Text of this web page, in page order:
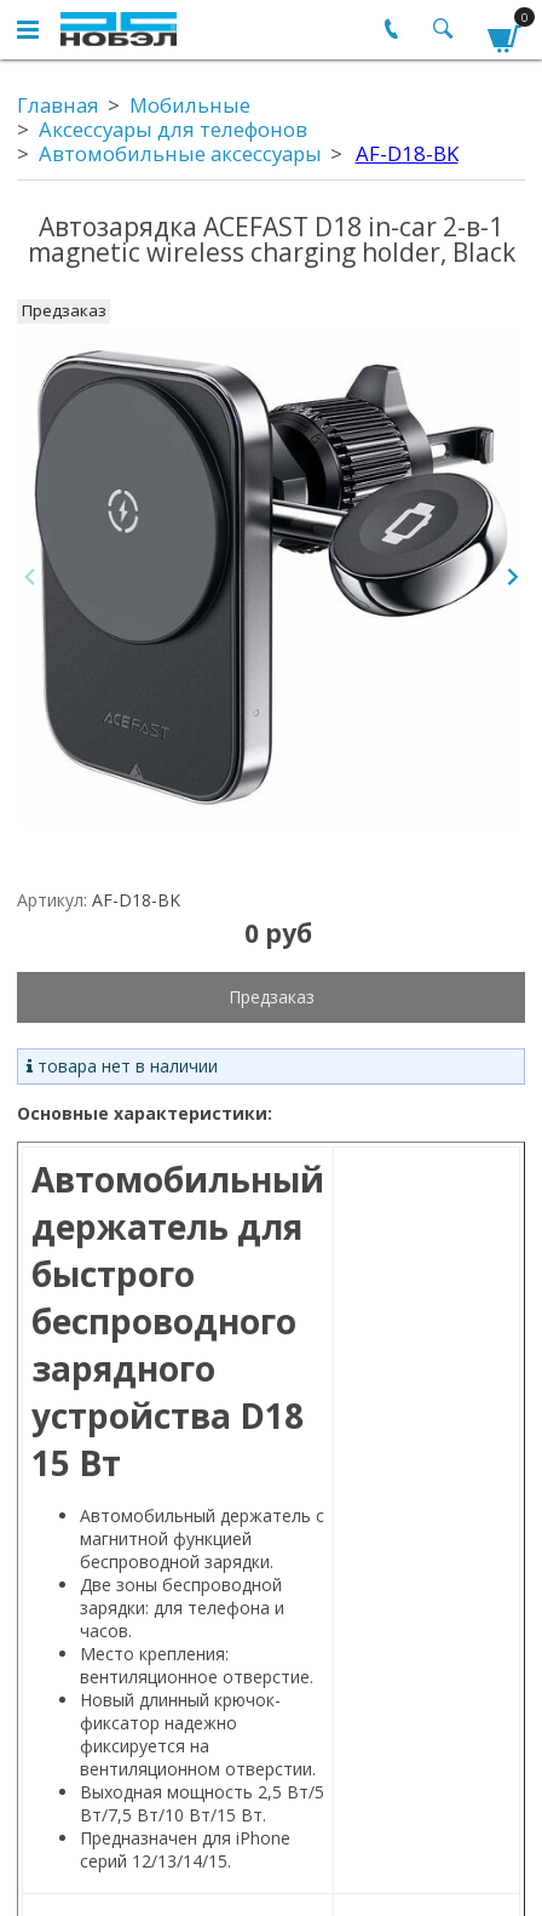
0
Главная
Мобильные
Аксессуары для телефонов
Автомобильные аксессуары
AF-D18-BK
Автозарядка ACEFAST D18 in-car 2-в-1
magnetic wireless charging holder, Black
Предзаказ
Артикул: AF-D18-BK
0 руб
Предзаказ
товара нет в наличии
Основные характеристики:
Автомобильный
держатель для
быстрого
беспроводного
зарядного
устройства D18
15 Вт
Автомобильный держатель с
магнитной функцией
беспроводной зарядки.
Две зоны беспроводной
зарядки: для телефона и
часов.
Место крепления:
вентиляционное отверстие.
Новый длинный крючок-
фиксатор надежно
фиксируется на
вентиляционном отверстии.
Выходная мощность 2,5 Вт/5
Вт/7,5 Вт/10 Вт/15 Вт.
Предназначен для iPhone
серий 12/13/14/15.